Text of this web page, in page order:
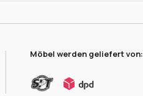
Möbel werden geliefert von: